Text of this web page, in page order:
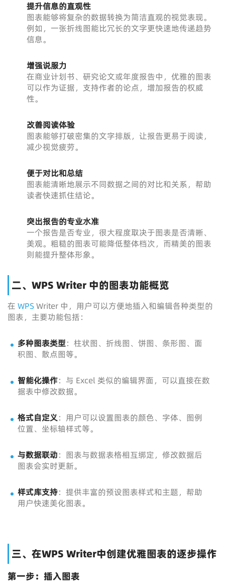
提升信息的直观性
图表能够将复杂的数据转换为简洁直观的视觉表现。
例如，一张折线图能比冗长的文字更快速地传递趋势
信息。
增强说服力
在商业计划书、研究论文或年度报告中，优雅的图表
可以作为证据，支持作者的论点，增加报告的权威
性。
改善阅读体验
图表能够打破密集的文字排版，让报告更易于阅读，
减少视觉疲劳。
便于对比和总结
图表能清晰地展示不同数据之间的对比和关系，帮助
读者快速抓住结论。
突出报告的专业水准
一个报告是否专业，很大程度取决于图表是否清晰、
美观。粗糙的图表可能降低整体档次，而精美的图表
则能提升整体形象。
二、WPS Writer 中的图表功能概览
在 WPS Writer 中，用户可以方便地插入和编辑各种类型的
图表，主要功能包括：
多种图表类型：柱状图、折线图、饼图、条形图、面
积图、散点图等。
智能化操作：与 Excel 类似的编辑界面，可以直接在数
据表中修改数据。
格式自定义：用户可以设置图表的颜色、字体、图例
位置、坐标轴样式等。
与数据联动：图表与数据表格相互绑定，修改数据后
图表会实时更新。
样式库支持：提供丰富的预设图表样式和主题，帮助
用户快速美化图表。
三、在WPS Writer中创建优雅图表的逐步操作
第一步：插入图表